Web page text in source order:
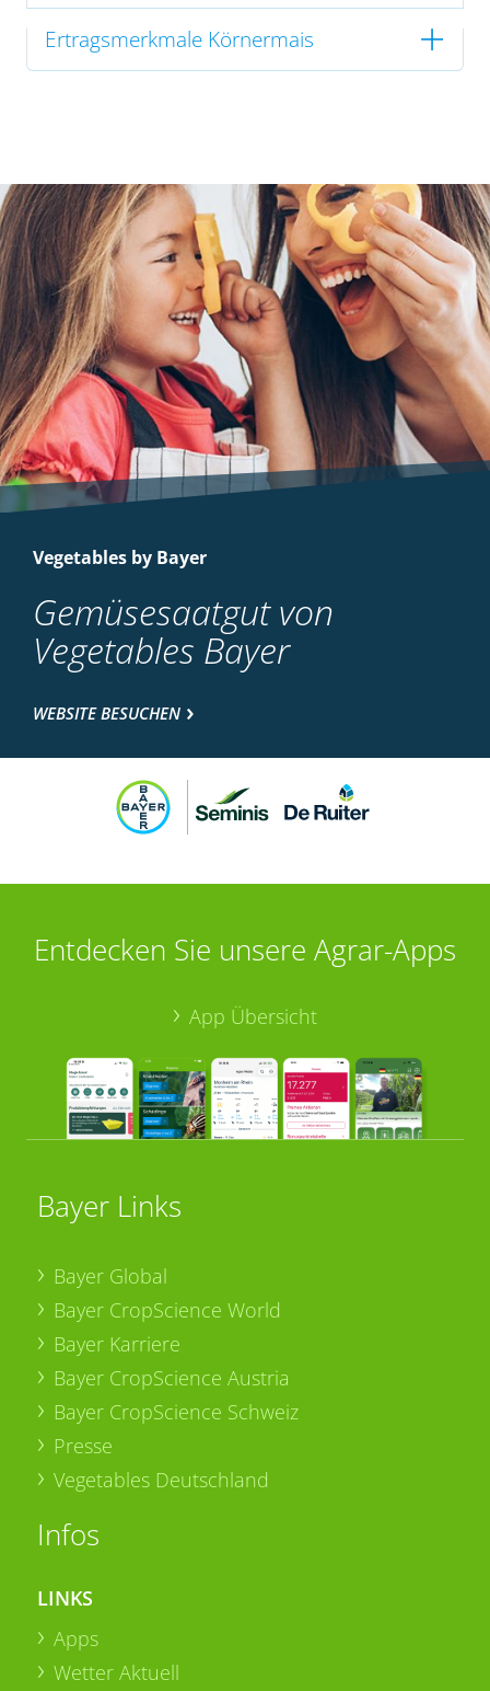
Ertragsmerkmale Körnermais
Vegetables by Bayer
Gemüsesaatgut von
Vegetables Bayer
WEBSITE BESUCHEN
Entdecken Sie unsere Agrar-Apps
App Übersicht
Bayer Links
Bayer Global
Bayer CropScience World
Bayer Karriere
Bayer CropScience Austria
Bayer CropScience Schweiz
Presse
Vegetables Deutschland
Infos
LINKS
Apps
Wetter Aktuell